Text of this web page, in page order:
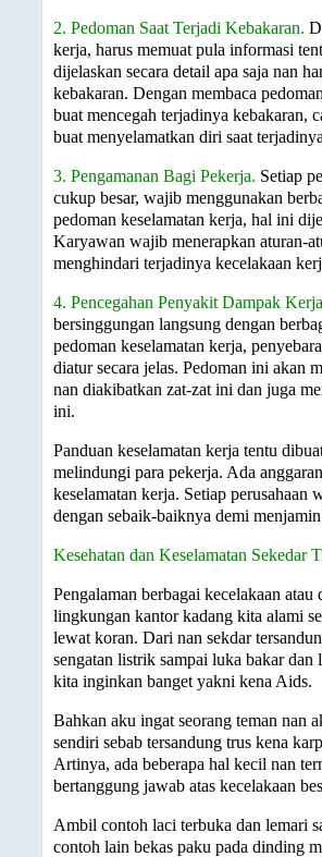
2. Pedoman Saat Terjadi Kebakaran.
kerja, harus memuat pula informasi
dijelaskan secara detail apa saja nan
kebakaran. Dengan membaca
buat mencegah terjadinya kebakaran,
buat menyelamatkan diri saat
3. Pengamanan Bagi Pekerja. Setiap
cukup besar, wajib menggunakan
pedoman keselamatan kerja, hal ini
Karyawan wajib menerapkan aturan-
menghindari terjadinya kecelakaan
4. Pencegahan Penyakit Dampak
bersinggungan langsung dengan
pedoman keselamatan kerja,
diatur secara jelas. Pedoman ini akan
nan diakibatkan zat-zat ini dan juga
ini.
Panduan keselamatan kerja tentu
melindungi para pekerja. Ada
keselamatan kerja. Setiap perusahaan
dengan sebaik-baiknya demi
Kesehatan dan Keselamatan Sekedar
Pengalaman berbagai kecelakaan atau
lingkungan kantor kadang kita alami
lewat koran. Dari nan sekdar
sengatan listrik sampai luka bakar
kita inginkan banget yakni kena Aids.
Bahkan aku ingat seorang teman nan
sendiri sebab tersandung trus kena
Artinya, ada beberapa hal kecil nan
bertanggung jawab atas kecelakaan
Ambil contoh laci terbuka dan lemari
contoh lain bekas paku pada dinding